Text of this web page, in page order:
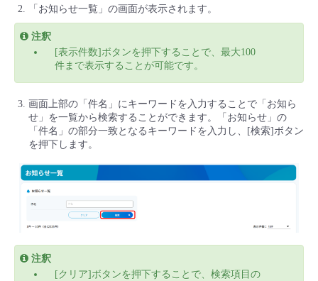
「お知らせ一覧」の画面が表示されます。
注釈
[表示件数]ボタンを押下することで、最大100
件まで表示することが可能です。
画面上部の「件名」にキーワードを入力することで「お知ら
せ」を一覧から検索することができます。「お知らせ」の
「件名」の部分一致となるキーワードを入力し、[検索]ボタン
を押下します。
注釈
[クリア]ボタンを押下することで、検索項目の